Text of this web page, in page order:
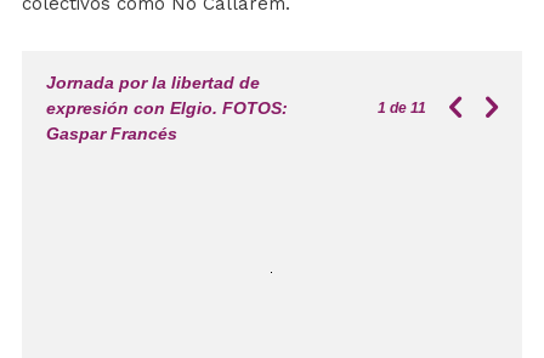
Jornada por la libertad de
expresión con Elgio. FOTOS:
Gaspar Francés
1 de 11